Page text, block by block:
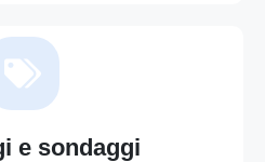
e sondaggi